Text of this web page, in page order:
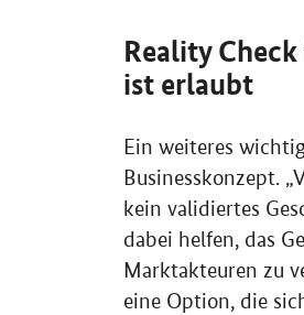
Reality Check
ist erlaubt
Ein weiteres
Businesskonzept.
kein validiertes
dabei helfen, das
Marktakteuren zu
eine Option, die